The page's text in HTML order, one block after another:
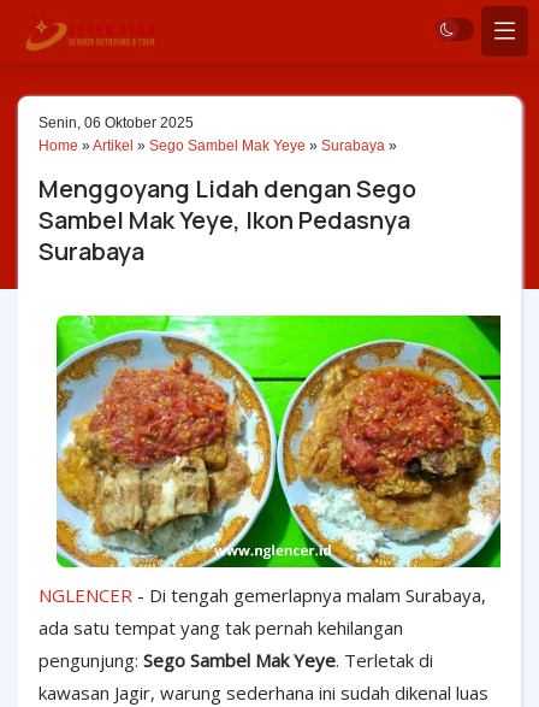
Senin, 06 Oktober 2025
Home »Artikel » Sego Sambel Mak Yeye » Surabaya »
Menggoyang Lidah dengan Sego
Sambel Mak Yeye, Ikon Pedasnya
Surabaya
NGLENCER - Di tengah gemerlapnya malam Surabaya,
ada satu tempat yang tak pernah kehilangan
pengunjung: Sego Sambel Mak Yeye. Terletak di
kawasan Jagir, warung sederhana ini sudah dikenal luas